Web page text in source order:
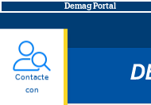
Demag Portal
Contacte
con